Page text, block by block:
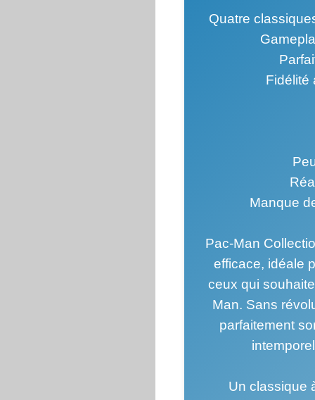
Quatre
Fidélité
Manque
Pac-Man
efficace, idéale
ceux qui
Man. Sans
parfaitement
Un classique